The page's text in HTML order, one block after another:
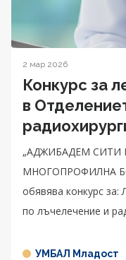
2 мар 2026
Конкурс за
в
„АДЖИБАДЕМ СИТИ
МНОГОПРОФИЛНА
обявява конкурс за:
по лъчелечение и
УМБАЛ Младост